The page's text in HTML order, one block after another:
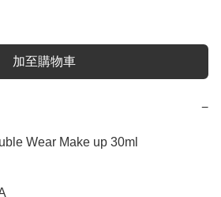
加至購物車
−
Wear Make up 30ml